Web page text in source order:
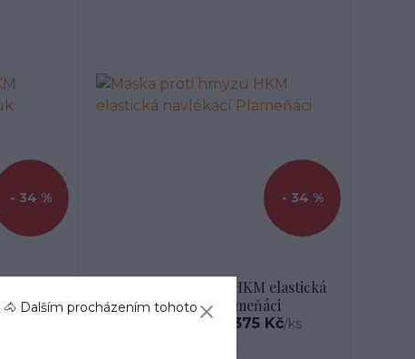
- 34 % - 34 %
Maska proti hmyzu HKM elastická
navlékací Plameňáci
375 Kč/ks
🐴 Dalším procházením tohoto